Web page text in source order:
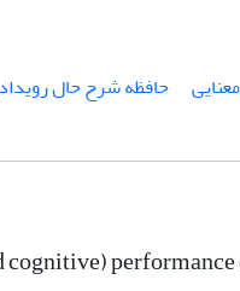
حافظه شرح حال